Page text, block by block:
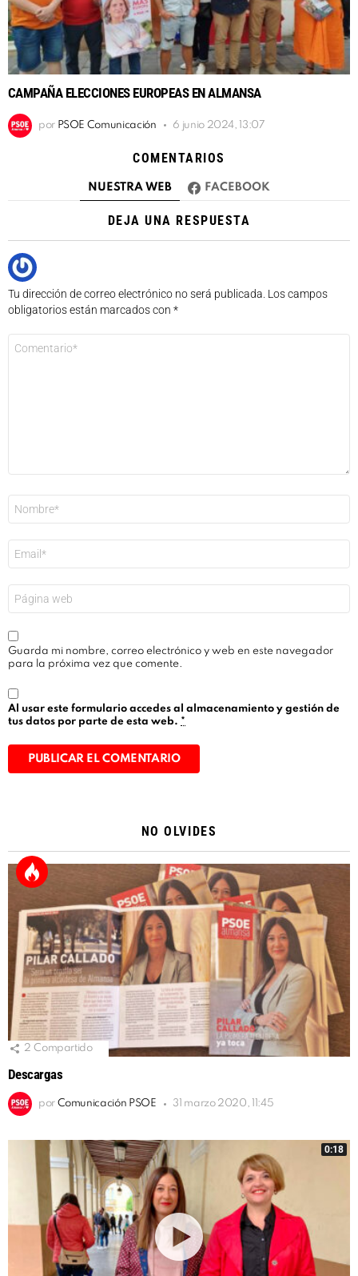
CAMPAÑA ELECCIONES EUROPEAS EN ALMANSA
por PSOE Comunicación 6 junio 2024, 13:07
COMENTARIOS
NUESTRA WEB FACEBOOK
DEJA UNA RESPUESTA
Tu dirección de correo electrónico no será publicada. Los campos
obligatorios están marcados con *
electrónico
*
Guarda mi nombre, correo electrónico y web en este navegador
para la próxima vez que comente.
Al usar este formulario accedes al almacenamiento y gestión de
tus datos por parte de esta web. *
NO OLVIDES
2 Compartido
Descargas
por Comunicación PSOE 31 marzo 2020, 11:45
0:18